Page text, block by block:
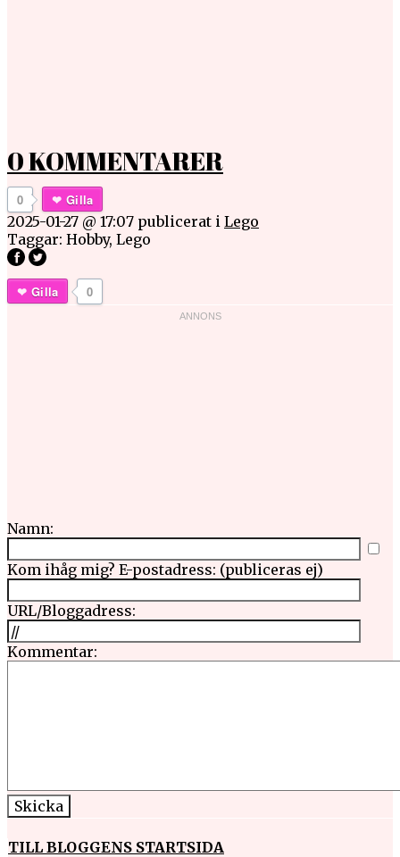
0 KOMMENTARER
0 Gilla
2025-01-27 @ 17:07 publicerat i Lego
Taggar: Hobby, Lego
0
Gilla
Namn:
Kom ihåg mig? E-postadress: (publiceras ej)
URL/Bloggadress:
Kommentar:
TILL BLOGGENS STARTSIDA